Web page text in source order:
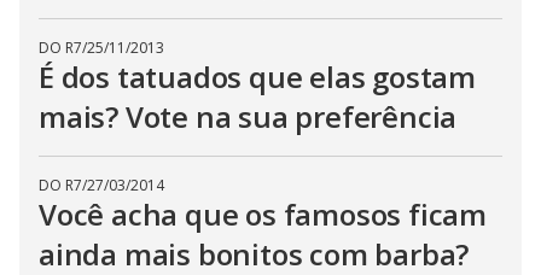
DO R7/25/11/2013
É dos tatuados que elas gostam
mais? Vote na sua preferência
DO R7/27/03/2014
Você acha que os famosos ficam
ainda mais bonitos com barba?